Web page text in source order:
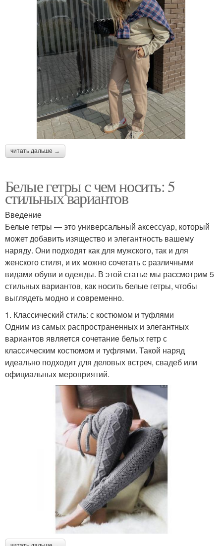
читать дальше →
Белые гетры с чем носить: 5
стильных вариантов
Введение
Белые гетры — это универсальный аксессуар, который
может добавить изящество и элегантность вашему
наряду. Они подходят как для мужского, так и для
женского стиля, и их можно сочетать с различными
видами обуви и одежды. В этой статье мы рассмотрим 5
стильных вариантов, как носить белые гетры, чтобы
выглядеть модно и современно.
1. Классический стиль: с костюмом и туфлями
Одним из самых распространенных и элегантных
вариантов является сочетание белых гетр с
классическим костюмом и туфлями. Такой наряд
идеально подходит для деловых встреч, свадеб или
официальных мероприятий.